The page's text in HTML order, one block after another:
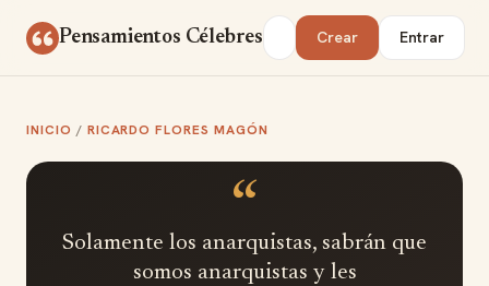
Pensamientos Célebres Buscar Crear Entrar
INICIO / RICARDO FLORES MAGÓN
“
Solamente los anarquistas, sabrán que
somos anarquistas y les